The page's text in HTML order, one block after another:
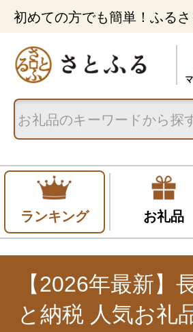
初めての方でも簡単！ふるさ
ランキング お礼品
【2026年最新】
と納税 人気お礼